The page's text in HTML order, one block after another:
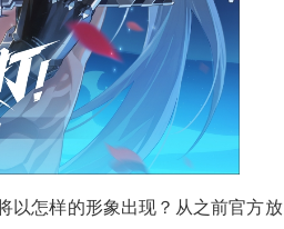
以怎样的形象出现？从之前官方